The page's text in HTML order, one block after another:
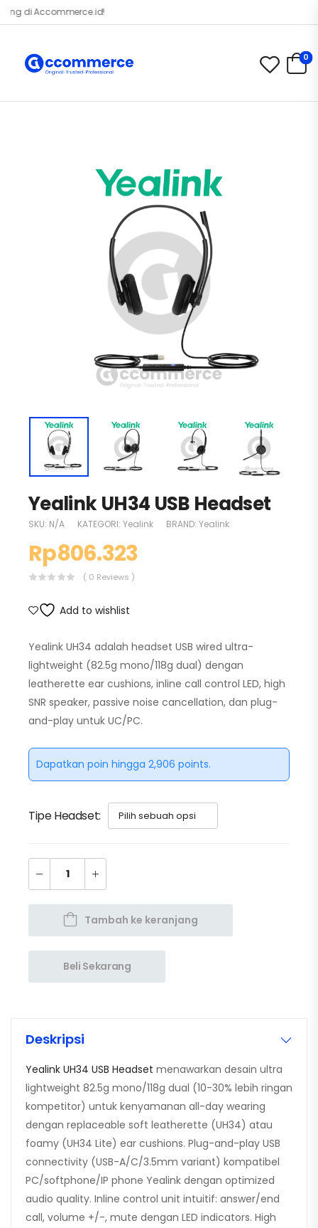
di Accommerce.id!
0
Yealink UH34 USB Headset
SKU: N/A KATEGORI: Yealink BRAND: Yealink
Rp806.323
( 0 Reviews )
Add to wishlist
Yealink UH34 adalah headset USB wired ultra-
lightweight (82.5g mono/118g dual) dengan
leatherette ear cushions, inline call control LED, high
SNR speaker, passive noise cancellation, dan plug-
and-play untuk UC/PC.
Dapatkan poin hingga 2,906 points.
Tipe Headset
Tambah ke keranjang
Beli Sekarang
Deskripsi
Yealink UH34 USB Headset menawarkan desain ultra
lightweight 82.5g mono/118g dual (10-30% lebih ringan
kompetitor) untuk kenyamanan all-day wearing
dengan replaceable soft leatherette (UH34) atau
foamy (UH34 Lite) ear cushions. Plug-and-play USB
connectivity (USB-A/C/3.5mm variant) kompatibel
PC/softphone/IP phone Yealink dengan optimized
audio quality. Inline control unit intuitif: answer/end
call, volume +/-, mute dengan LED indicators. High